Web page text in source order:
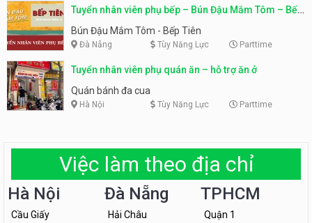
Tuyển nhân viên phụ bếp – Bún Đậu Mắm Tôm – Bếp
Tiên
Bún Đậu Mắm Tôm - Bếp Tiên
Đà Nẵng Tùy Năng Lực Parttime
Tuyển nhân viên phụ quán ăn – hỗ trợ ăn ở
Quán bánh đa cua
Hà Nội Tùy Năng Lực Parttime
Việc làm theo địa chỉ
Hà Nội
Cầu Giấy
Đà Nẵng
Hải Châu
TPHCM
Quận 1